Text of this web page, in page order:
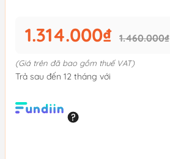
1.314.000₫ 1.460.000₫
(Giá trên đã bao gồm thuế VAT)
Trả sau đến 12 tháng với